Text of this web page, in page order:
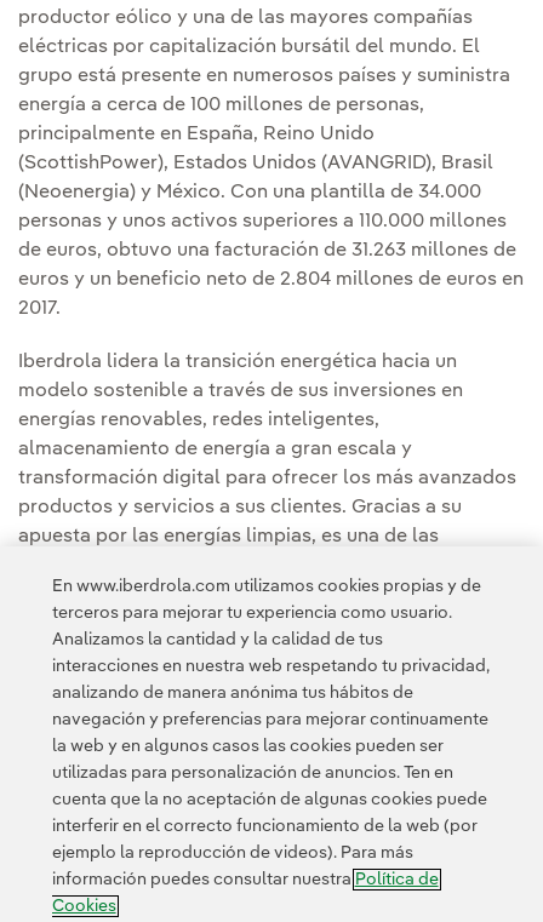
productor eólico y una de las mayores compañías
eléctricas por capitalización bursátil del mundo. El
grupo está presente en numerosos países y suministra
energía a cerca de 100 millones de personas,
principalmente en España, Reino Unido
(ScottishPower), Estados Unidos (AVANGRID), Brasil
(Neoenergia) y México. Con una plantilla de 34.000
personas y unos activos superiores a 110.000 millones
de euros, obtuvo una facturación de 31.263 millones de
euros y un beneficio neto de 2.804 millones de euros en
2017.
Iberdrola lidera la transición energética hacia un
modelo sostenible a través de sus inversiones en
energías renovables, redes inteligentes,
almacenamiento de energía a gran escala y
transformación digital para ofrecer los más avanzados
productos y servicios a sus clientes. Gracias a su
apuesta por las energías limpias, es una de las
internacional por su contribución a la lucha contra el
cambio climático y a la sostenibilidad.
Contacta Clientes Política de Privacidad Información legal
Política de cookies Configuración de cookies Accesibilidad
Canal de denuncias
En www.iberdrola.com utilizamos cookies propias y de
terceros para mejorar tu experiencia como usuario.
Analizamos la cantidad y la calidad de tus
interacciones en nuestra web respetando tu privacidad,
analizando de manera anónima tus hábitos de
navegación y preferencias para mejorar continuamente
la web y en algunos casos las cookies pueden ser
utilizadas para personalización de anuncios. Ten en
cuenta que la no aceptación de algunas cookies puede
interferir en el correcto funcionamiento de la web (por
ejemplo la reproducción de videos). Para más
información puedes consultar nuestra Política de
Cookies